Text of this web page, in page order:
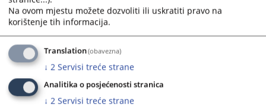
the
calendar
select
a
date.
Press
the
question
Navigate
forward
to
interact
with
the
calendar
and
select
Sortiraj po
Odaberi...
Napredne stavke
Pretraži
Na ovom mjestu možete dozvoliti ili uskratiti pravo na
korištenje tih informacija.
Translation(obavezna)
↓ 2 Servisi treće strane
Analitika o posjećenosti stranica
↓ 2 Servisi treće strane